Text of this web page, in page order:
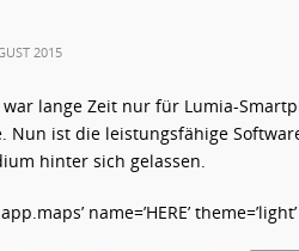
2015
war lange Zeit nur für Lumia-
Nun ist die leistungsfähige
hinter sich gelassen.
name=’HERE’ theme=’light’